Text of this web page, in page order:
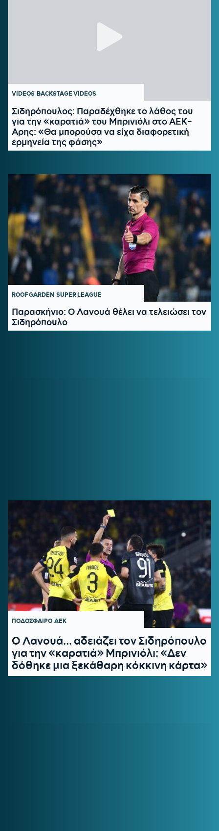
VIDEOS BACKSTAGE VIDEOS
Σιδηρόπουλος: Παραδέχθηκε το λάθος του
για την «καρατιά» του Μπρινιόλι στο ΑΕΚ-
Αρης: «Θα μπορούσα να είχα διαφορετική
ερμηνεία της φάσης»
ROOF GARDEN SUPER LEAGUE
Παρασκήνιο: Ο Λανουά θέλει να τελειώσει τον
Σιδηρόπουλο
ΠΟΔΟΣΦΑΙΡΟ ΑΕΚ
Ο Λανουά... αδειάζει τον Σιδηρόπουλο
για την «καρατιά» Μπρινιόλι: «Δεν
δόθηκε μια ξεκάθαρη κόκκινη κάρτα»